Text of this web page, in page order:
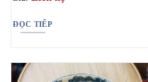
ĐỌC TIẾP